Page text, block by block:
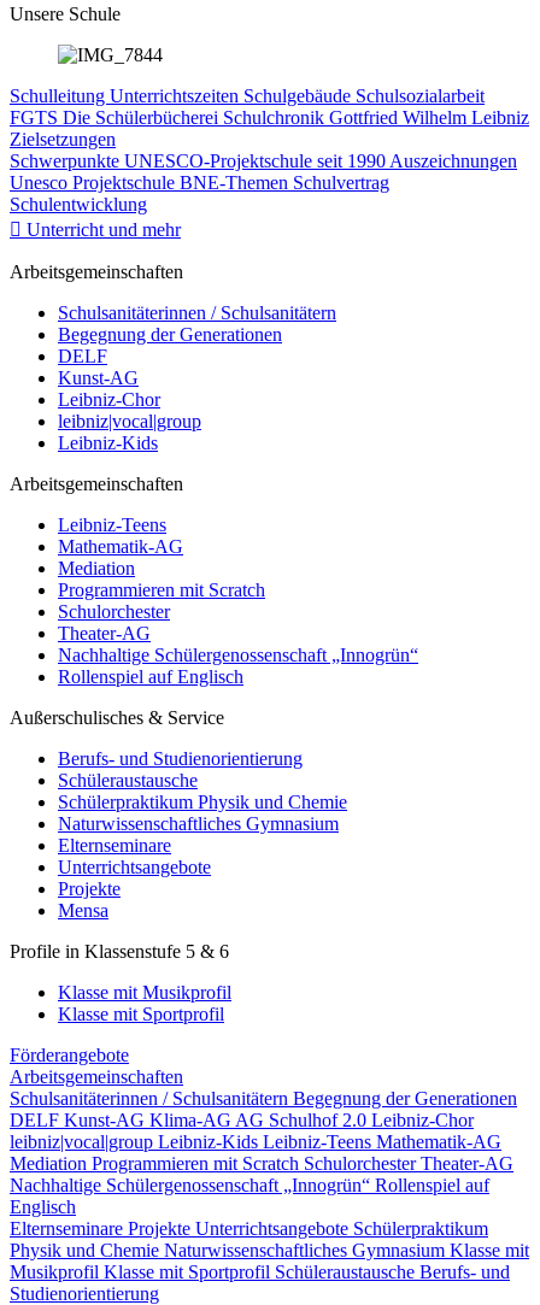
Unsere Schule
Schulleitung Unterrichtszeiten Schulgebäude Schulsozialarbeit
FGTS Die Schülerbücherei Schulchronik Gottfried Wilhelm Leibniz
Zielsetzungen
Schwerpunkte UNESCO-Projektschule seit 1990 Auszeichnungen
Unesco Projektschule BNE-Themen Schulvertrag
Schulentwicklung
Unterricht und mehr
Arbeitsgemeinschaften
Schulsanitäterinnen / Schulsanitätern
Begegnung der Generationen
DELF
Kunst-AG
Leibniz-Chor
leibniz|vocal|group
Leibniz-Kids
Arbeitsgemeinschaften
Leibniz-Teens
Mathematik-AG
Mediation
Programmieren mit Scratch
Schulorchester
Theater-AG
Nachhaltige Schülergenossenschaft „Innogrün“
Rollenspiel auf Englisch
Außerschulisches & Service
Berufs- und Studienorientierung
Schüleraustausche
Schülerpraktikum Physik und Chemie
Naturwissenschaftliches Gymnasium
Elternseminare
Unterrichtsangebote
Projekte
Mensa
Profile in Klassenstufe 5 & 6
Klasse mit Musikprofil
Klasse mit Sportprofil
Förderangebote
Arbeitsgemeinschaften
Schulsanitäterinnen / Schulsanitätern Begegnung der Generationen
DELF Kunst-AG Klima-AG AG Schulhof 2.0 Leibniz-Chor
leibniz|vocal|group Leibniz-Kids Leibniz-Teens Mathematik-AG
Mediation Programmieren mit Scratch SchulorchesterTheater-AG
Nachhaltige Schülergenossenschaft „Innogrün“ Rollenspiel auf
Englisch
Elternseminare Projekte Unterrichtsangebote Schülerpraktikum
Physik und Chemie Naturwissenschaftliches Gymnasium Klasse mit
Musikprofil Klasse mit Sportprofil Schüleraustausche Berufs- und
Studienorientierung